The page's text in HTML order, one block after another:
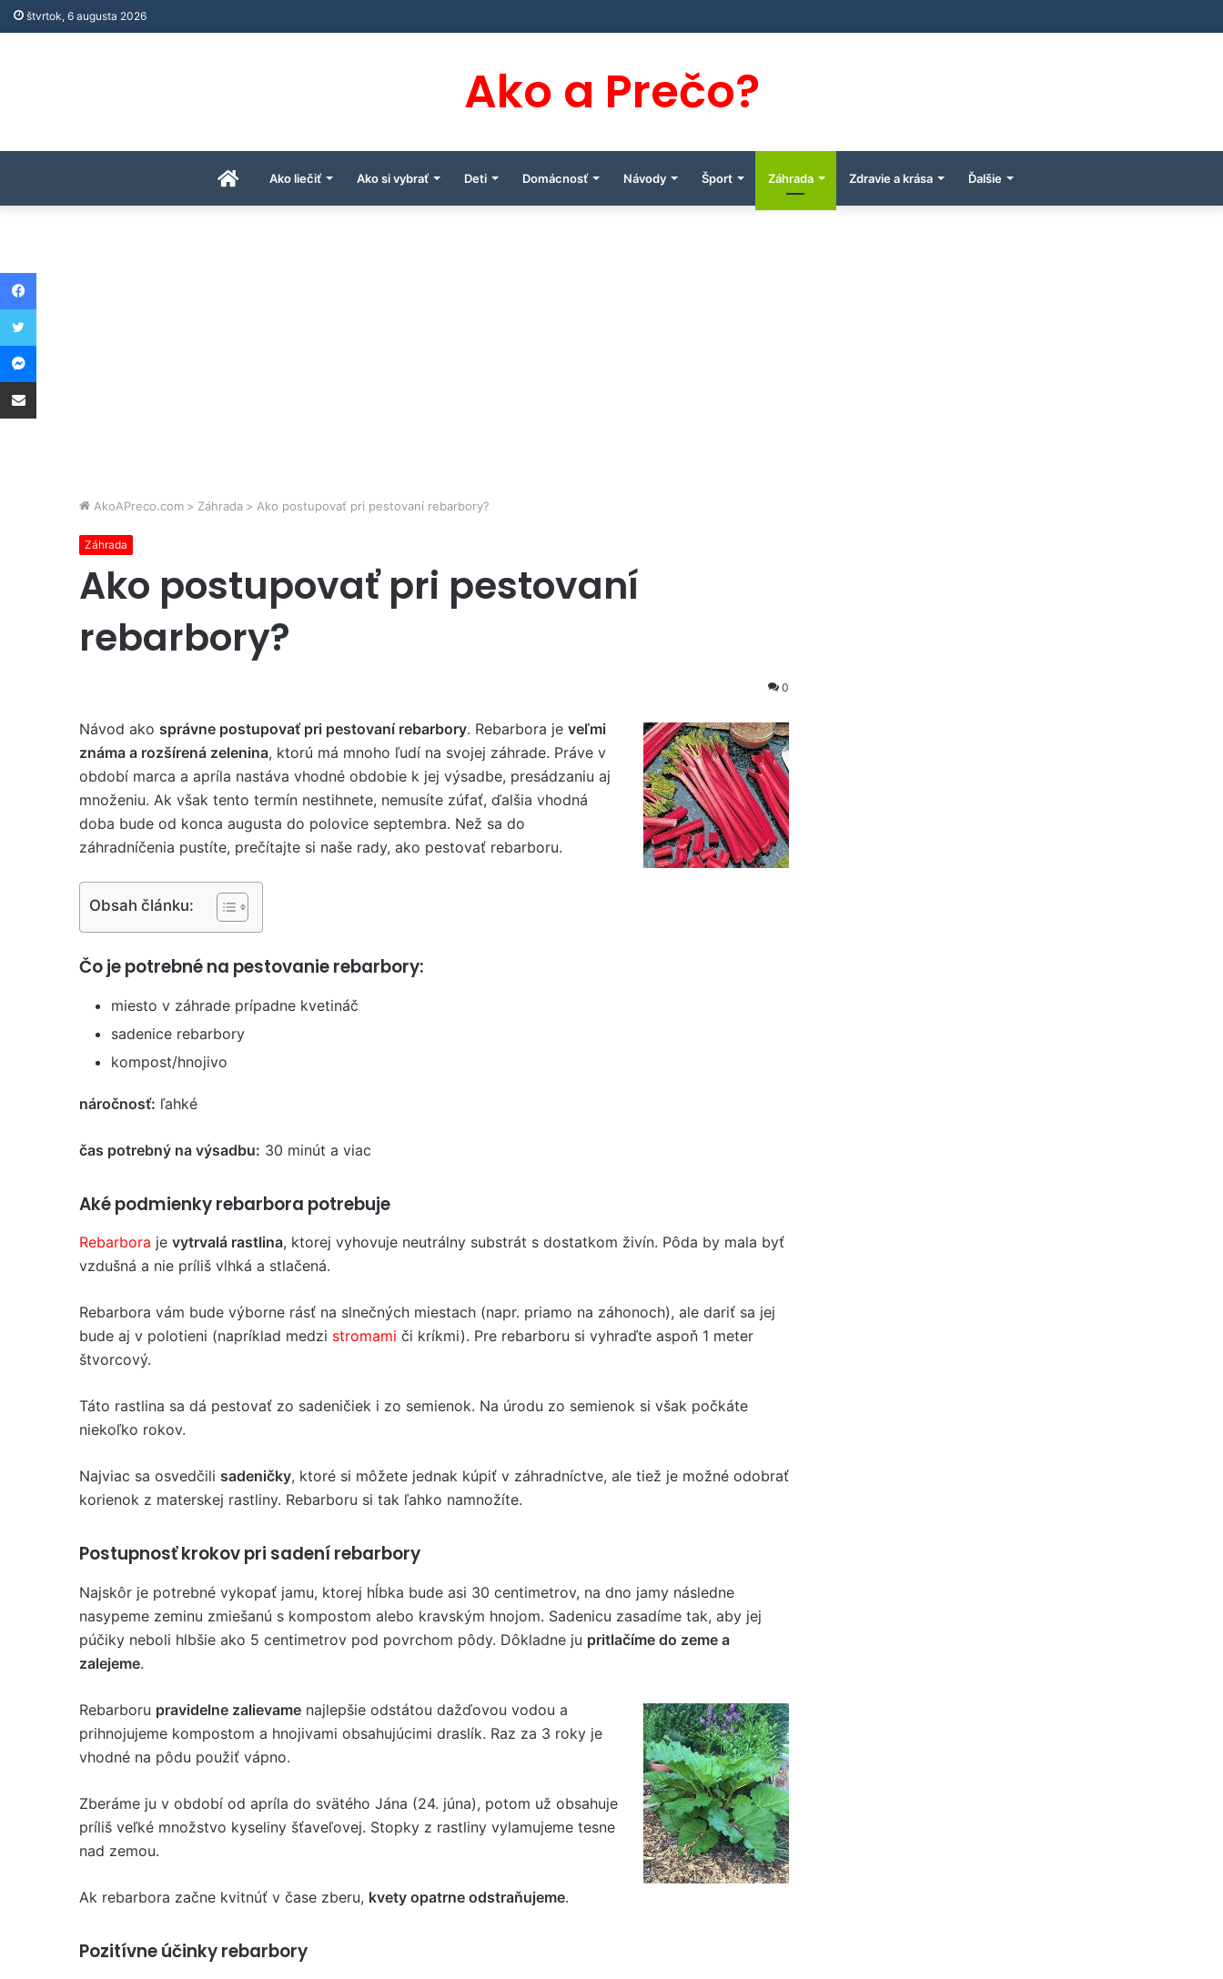
štvrtok, 6 augusta 2026
Ako a Prečo?
ÚvodnáAko liečiť Ako si vybrať Deti Domácnosť Návody Šport Záhrada Zdravie a krása Ďalšie
AkoAPreco.com > Záhrada > Ako postupovať pri pestovaní rebarbory?
Záhrada
Ako postupovať pri pestovaní
rebarbory?
0
Návod ako správne postupovať pri pestovaní rebarbory. Rebarbora je veľmi
známa a rozšírená zelenina, ktorú má mnoho ľudí na svojej záhrade. Práve v
období marca a apríla nastáva vhodné obdobie k jej výsadbe, presádzaniu aj
množeniu. Ak však tento termín nestihnete, nemusíte zúfať, ďalšia vhodná
doba bude od konca augusta do polovice septembra. Než sa do
záhradníčenia pustíte, prečítajte si naše rady, ako pestovať rebarboru.
Obsah článku:
Čo je potrebné na pestovanie rebarbory:
miesto v záhrade prípadne kvetináč
sadenice rebarbory
kompost/hnojivo
náročnosť: ľahké
čas potrebný na výsadbu: 30 minút a viac
Aké podmienky rebarbora potrebuje
Rebarbora je vytrvalá rastlina, ktorej vyhovuje neutrálny substrát s dostatkom živín. Pôda by mala byť
vzdušná a nie príliš vlhká a stlačená.
Rebarbora vám bude výborne rásť na slnečných miestach (napr. priamo na záhonoch), ale dariť sa jej
bude aj v polotieni (napríklad medzi stromami či kríkmi). Pre rebarboru si vyhraďte aspoň 1 meter
štvorcový.
Táto rastlina sa dá pestovať zo sadeničiek i zo semienok. Na úrodu zo semienok si však počkáte
niekoľko rokov.
Najviac sa osvedčili sadeničky, ktoré si môžete jednak kúpiť v záhradníctve, ale tiež je možné odobrať
korienok z materskej rastliny. Rebarboru si tak ľahko namnožíte.
Postupnosť krokov pri sadení rebarbory
Najskôr je potrebné vykopať jamu, ktorej hĺbka bude asi 30 centimetrov, na dno jamy následne
nasypeme zeminu zmiešanú s kompostom alebo kravským hnojom. Sadenicu zasadíme tak, aby jej
púčiky neboli hlbšie ako 5 centimetrov pod povrchom pôdy. Dôkladne ju pritlačíme do zeme a
zalejeme.
Rebarboru pravidelne zalievame najlepšie odstátou dažďovou vodou a
prihnojujeme kompostom a hnojivami obsahujúcimi draslík. Raz za 3 roky je
vhodné na pôdu použiť vápno.
Zberáme ju v období od apríla do svätého Jána (24. júna), potom už obsahuje
príliš veľké množstvo kyseliny šťaveľovej. Stopky z rastliny vylamujeme tesne
nad zemou.
Ak rebarbora začne kvitnúť v čase zberu, kvety opatrne odstraňujeme.
Pozitívne účinky rebarbory
Facebook
Twitter
Messenger
Share via Email